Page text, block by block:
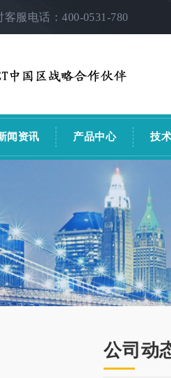
服电话：400-0531-780
闻资讯 产品中心 技
公司动